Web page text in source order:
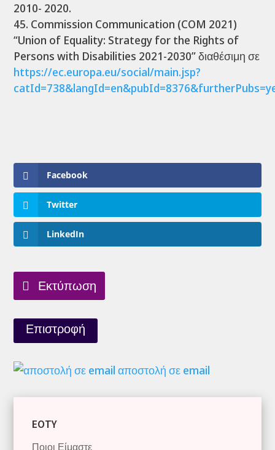
2010- 2020.
Commission Communication (COM 2021)
“Union of Equality: Strategy for the Rights of
Persons with Disabilities 2021-2030” διαθέσιμη σε
https://ec.europa.eu/social/main.jsp?
Facebook
Twitter
LinkedIn
Εκτύπωση
Επιστροφή
αποστολή σε email
EOTY
Ποιοι Είμαστε